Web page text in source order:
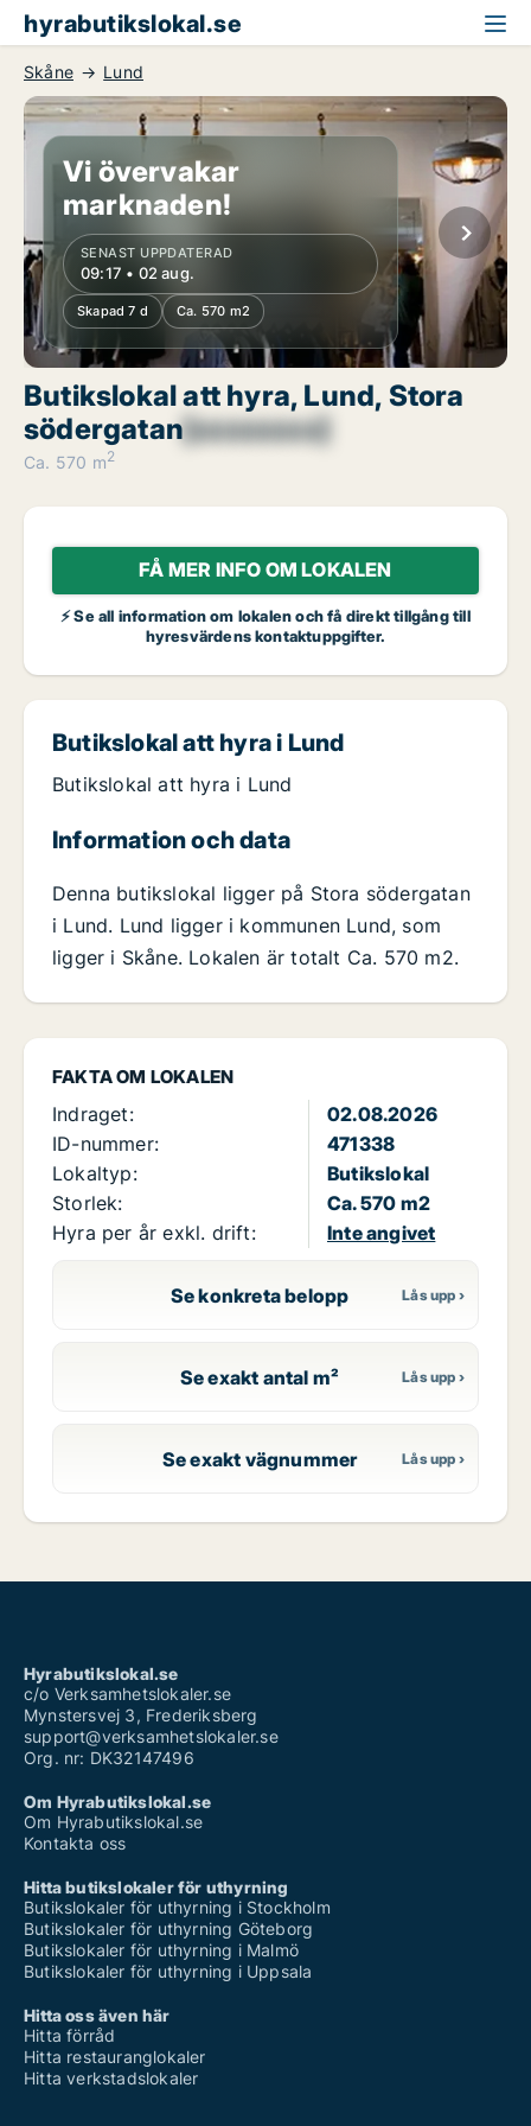
hyrabutikslokal.se
Skåne Lund
Vi övervakar
marknaden!
SENAST UPPDATERAD
09:17 • 02 aug.
Skapad 7 d Ca. 570 m2
Butikslokal att hyra, Lund, Stora
södergatan[xxxxxxxx]
Ca. 570 m2
FÅ MER INFO OM LOKALEN
⚡ Se all information om lokalen och få direkt tillgång till
hyresvärdens kontaktuppgifter.
FAKTA OM LOKALEN
Indraget:
02.08.2026
ID-nummer:
471338
Lokaltyp:
Butikslokal
Storlek:
Ca. 570 m2
Hyra per år exkl. drift:
Inte angivet
Se konkreta belopp
Se exakt antal m²
Se exakt vägnummer
Butikslokal att hyra i Lund
Butikslokal att hyra i Lund
Information och data
Denna butikslokal ligger på Stora södergatan
i Lund. Lund ligger i kommunen Lund, som
ligger i Skåne. Lokalen är totalt Ca. 570 m2.
Hyrabutikslokal.se
c/o Verksamhetslokaler.se
Mynstersvej 3, Frederiksberg
support@verksamhetslokaler.se
Org. nr: DK32147496
Om Hyrabutikslokal.se
Om Hyrabutikslokal.se
Kontakta oss
Hitta butikslokaler för uthyrning
Butikslokaler för uthyrning i Stockholm
Butikslokaler för uthyrning Göteborg
Butikslokaler för uthyrning i Malmö
Butikslokaler för uthyrning i Uppsala
Hitta oss även här
Hitta förråd
Hitta restauranglokaler
Hitta verkstadslokaler